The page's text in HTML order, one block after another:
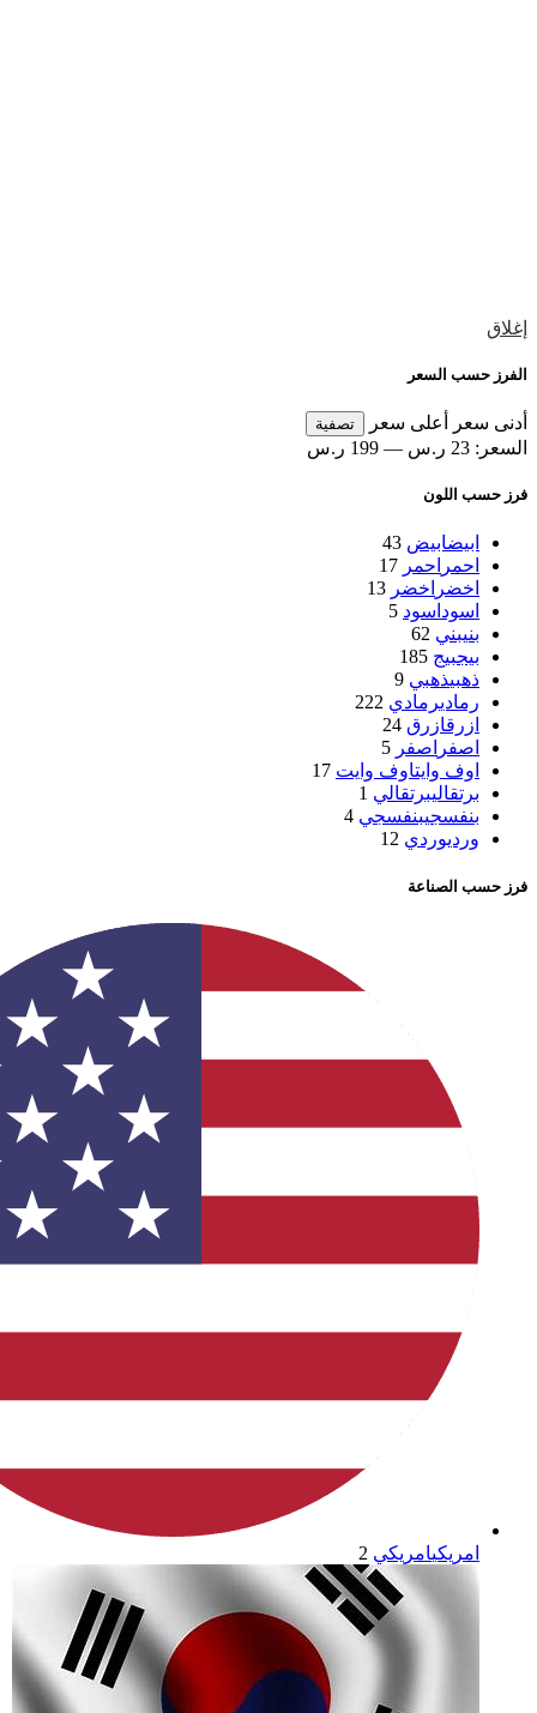
إغلاق
الفرز حسب السعر
أدنى سعر أعلى سعر تصفية
السعر: 23 ر.س — 199 ر.س
فرز حسب اللون
ابيضابيض 43
احمر احمر 17
اخضر اخضر 13
اسود اسود 5
بنيبني 62
بيجبيج 185
ذهبيذهبي 9
رماديرمادي 222
ازرقازرق 24
اصفر اصفر 5
اوف وايتاوف وايت 17
برتقاليبرتقالي 1
بنفسجيبنفسجي 4
ورديوردي 12
فرز حسب الصناعة
امريكيامريكي 2